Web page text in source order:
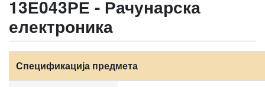
13Е043РЕ - Рачунарска
електроника
Спецификација предмета